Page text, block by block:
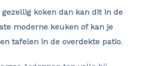
koken dan kan dit in de
moderne keuken of kan je
en tafelen in de overdekte patio.